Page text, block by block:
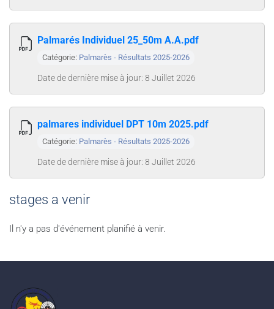
Palmarés Individuel 25_50m A.A.pdf
Catégorie: Palmarès - Résultats 2025-2026
Date de dernière mise à jour: 8 Juillet 2026
palmares individuel DPT 10m 2025.pdf
Catégorie: Palmarès - Résultats 2025-2026
Date de dernière mise à jour: 8 Juillet 2026
stages a venir
Il n'y a pas d'événement planifié à venir.